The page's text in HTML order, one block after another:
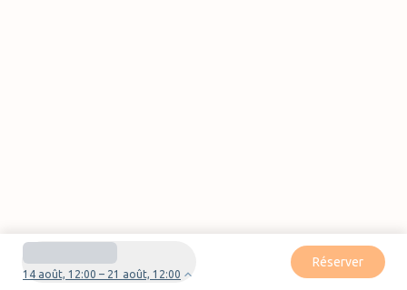
14 août, 12:00 – 21 août, 12:00
Réserver